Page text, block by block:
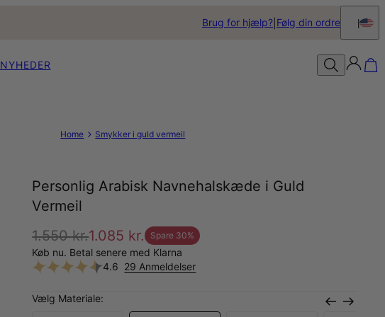
Brug for hjælp? Følg din ordre
NYHEDER
Home Smykker i guld vermeil
Personlig Arabisk Navnehalskæde i Guld
Vermeil
1.550 kr.1.085 kr. Spare 30%
Køb nu. Betal senere med Klarna
4.6 29 Anmeldelser
Vælg Materiale: